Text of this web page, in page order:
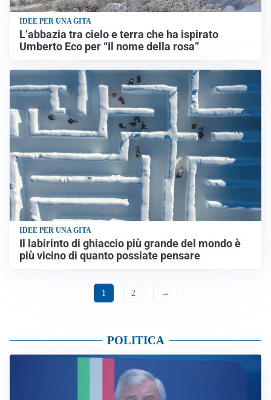
IDEE PER UNA GITA
L’abbazia tra cielo e terra che ha ispirato
Umberto Eco per “Il nome della rosa”
IDEE PER UNA GITA
Il labirinto di ghiaccio più grande del mondo è
più vicino di quanto possiate pensare
1 2 →
POLITICA